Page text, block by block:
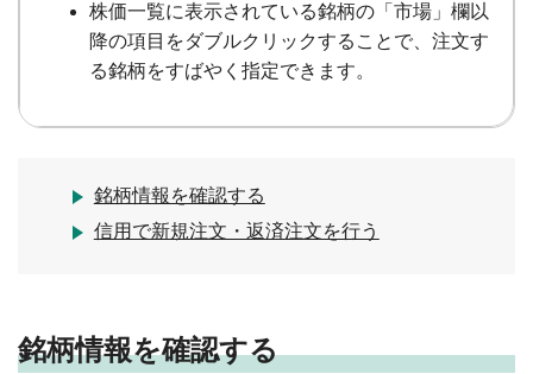
株価一覧に表示されている銘柄の「市場」欄以
降の項目をダブルクリックすることで、注文す
る銘柄をすばやく指定できます。
銘柄情報を確認する
信用で新規注文・返済注文を行う
銘柄情報を確認する